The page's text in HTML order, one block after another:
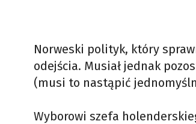
Norweski polityk, który
odejścia. Musiał jednak
(musi to nastąpić
Wyborowi szefa